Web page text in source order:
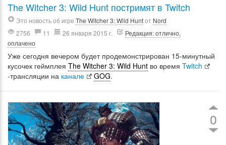
The Witcher 3: Wild Hunt постримят в Twitch
Это новость об игре The Witcher 3: Wild Huntот Nord
2756
11 26 января 2015 г.
Редакция: отлично,
оплачено
Уже сегодня вечером будет продемонстрирован 15-минутный
кусочек геймплея The Witcher 3: Wild Hunt во время Twitch
-трансляции на канале GOG.
0